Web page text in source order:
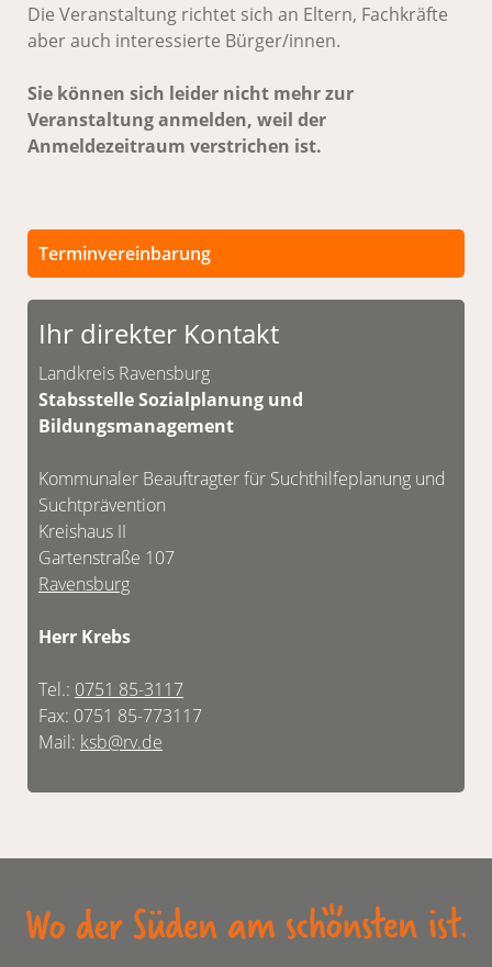
Die Veranstaltung richtet sich an Eltern, Fachkräfte
aber auch interessierte Bürger/innen.
Sie können sich leider nicht mehr zur
Veranstaltung anmelden, weil der
Anmeldezeitraum verstrichen ist.
Terminvereinbarung
Persönliche Termine sind nach vorheriger
Vereinbarung möglich.
Ihr direkter Kontakt
Landkreis Ravensburg
Stabsstelle Sozialplanung und
Bildungsmanagement
Kommunaler Beauftragter für Suchthilfeplanung und
Suchtprävention
Kreishaus II
Gartenstraße 107
Ravensburg
Herr Krebs
Tel.: 0751 85-3117
Fax: 0751 85-773117
Mail: ksb@rv.de